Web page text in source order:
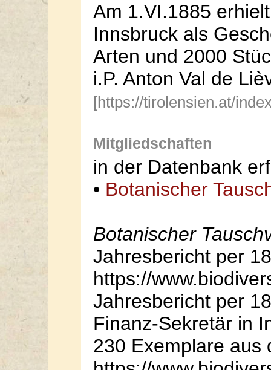
Am 1.VI.1885
Innsbruck als
Arten und 2000
i.P. Anton Val de
[https://tirolensien.at/
Mitgliedschaften
in der Datenbank
• Botanischer
Botanischer
Jahresbericht per
https://
Jahresbericht per
Finanz-Sekretär in
230 Exemplare aus